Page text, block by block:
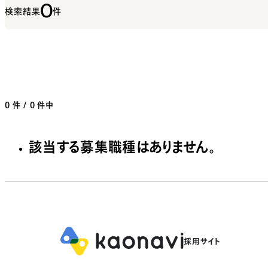
検索結果0件
0 件 / 0 件中
該当する募集職種はありません。